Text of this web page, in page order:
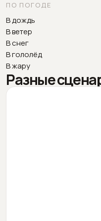
ПО ПОГОДЕ
В дождь
В ветер
В снег
В гололёд
В жару
Разные